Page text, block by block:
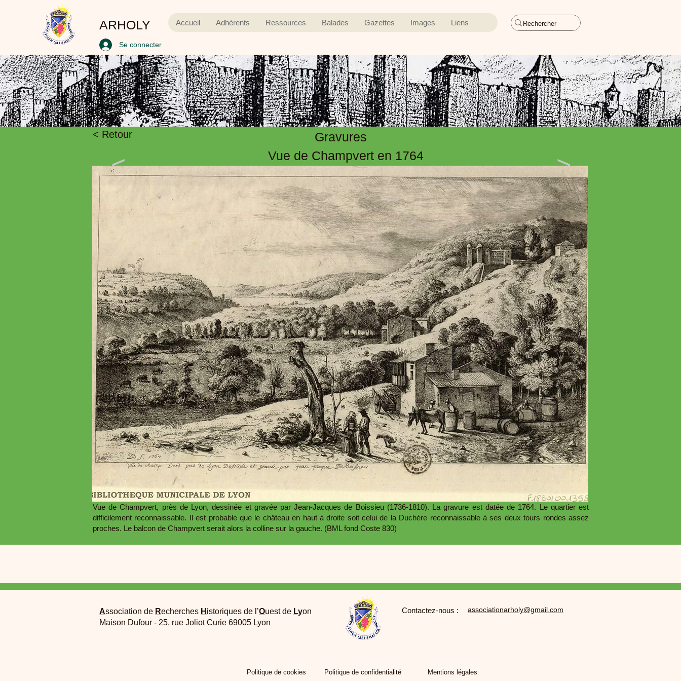
ARHOLY Accueil Adhérents Ressources Balades Gazettes Images Liens
Se connecter
< Retour
<
Gravures
>
Vue de Champvert en 1764
Vue de Champvert, près de Lyon, dessinée et gravée par Jean-Jacques de Boissieu (1736-1810). La gravure est datée de 1764. Le quartier est
difficilement reconnaissable. Il est probable que le château en haut à droite soit celui de la Duchère reconnaissable à ses deux tours rondes assez
proches. Le balcon de Champvert serait alors la colline sur la gauche. (BML fond Coste 830)
Association de Recherches H istoriques de l’Ouest de Lyon
Maison Dufour - 25, rue Joliot Curie 69005 Lyon
Contactez-nous : associationarholy@gmail.com
Politique de cookies Politique de confidentialité Mentions légales